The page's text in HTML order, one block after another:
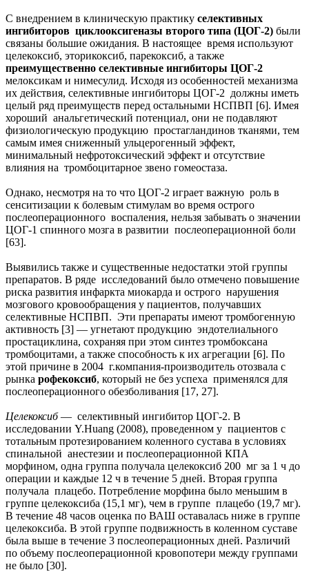
С внедрением в клиническую практику селективных
ингибиторов циклооксигеназы второго типа (ЦОГ-2) были
связаны большие ожидания. В настоящее время используют
целекоксиб, эторикоксиб, парекоксиб, а также
преимущественно селективные ингибиторы ЦОГ-2
мелоксикам и нимесулид. Исходя из особенностей механизма
их действия, селективные ингибиторы ЦОГ-2 должны иметь
целый ряд преимуществ перед остальными НСПВП [6]. Имея
хороший анальгетический потенциал, они не подавляют
физиологическую продукцию простагландинов тканями, тем
самым имея сниженный ульцерогенный эффект,
минимальный нефротоксический эффект и отсутствие
влияния на тромбоцитарное звено гомеостаза.
Однако, несмотря на то что ЦОГ-2 играет важную роль в
сенситизации к болевым стимулам во время острого
послеоперационного воспаления, нельзя забывать о значении
ЦОГ-1 спинного мозга в развитии послеоперационной боли
[63].
Выявились также и существенные недостатки этой группы
препаратов. В ряде исследований было отмечено повышение
риска развития инфаркта миокарда и острого нарушения
мозгового кровообращения у пациентов, получавших
селективные НСПВП. Эти препараты имеют тромбогенную
активность [3] — угнетают продукцию эндотелиального
простациклина, сохраняя при этом синтез тромбоксана
тромбоцитами, а также способность к их агрегации [6]. По
этой причине в 2004 г.компания-производитель отозвала с
рынка рофекоксиб, который не без успеха применялся для
послеоперационного обезболивания [17, 27].
Целекоксиб— селективный ингибитор ЦОГ-2. В
исследовании Y.Huang (2008), проведенном у пациентов с
тотальным протезированием коленного сустава в условиях
спинальной анестезии и послеоперационной КПА
морфином, одна группа получала целекоксиб 200 мг за 1 ч до
операции и каждые 12 ч в течение 5 дней. Вторая группа
получала плацебо. Потребление морфина было меньшим в
группе целекоксиба (15,1 мг), чем в группе плацебо (19,7 мг).
В течение 48 часов оценка по ВАШ оставалась ниже в группе
целекоксиба. В этой группе подвижность в коленном суставе
была выше в течение 3 послеоперационных дней. Различий
по объему послеоперационной кровопотери между группами
не было [30].